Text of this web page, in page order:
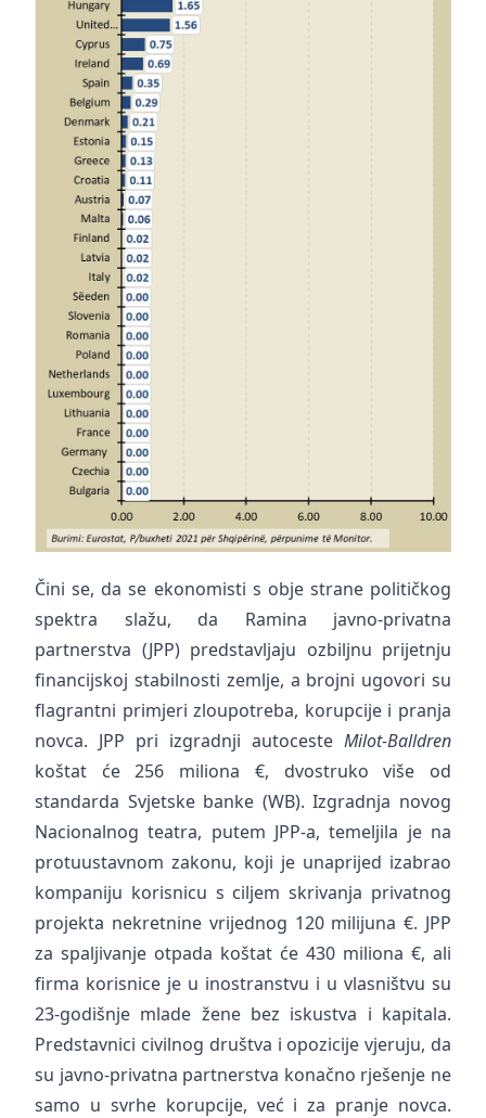
Čini se, da se ekonomisti s obje strane političkog
spektra slažu, da Ramina javno-privatna
partnerstva (JPP) predstavljaju ozbiljnu prijetnju
financijskoj stabilnosti zemlje, a brojni ugovori su
flagrantni primjeri zloupotreba, korupcije i pranja
novca. JPP pri izgradnji autoceste Milot-Balldren
koštat će 256 miliona €, dvostruko više od
standarda Svjetske banke (WB). Izgradnja novog
Nacionalnog teatra, putem JPP-a, temeljila je na
protuustavnom zakonu, koji je unaprijed izabrao
kompaniju korisnicu s ciljem skrivanja privatnog
projekta nekretnine vrijednog 120 milijuna €. JPP
za spaljivanje otpada koštat će 430 miliona €, ali
firma korisnice je u inostranstvu i u vlasništvu su
23-godišnje mlade žene bez iskustva i kapitala.
Predstavnici civilnog društva i opozicije vjeruju, da
su javno-privatna partnerstva konačno rješenje ne
samo u svrhe korupcije, već i za pranje novca.